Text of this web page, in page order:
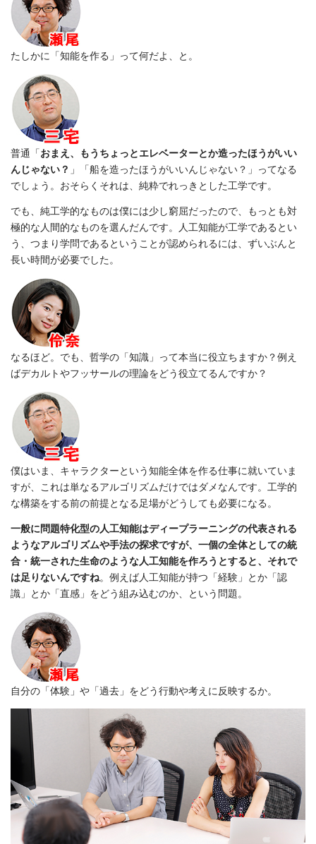
たしかに「知能を作る」って何だよ、と。
普通「おまえ、もうちょっとエレベーターとか造ったほうがいい
んじゃない？ 」「船を造ったほうがいいんじゃない？」ってなる
でしょう。おそらくそれは、純粋でれっきとした工学です。
でも、純工学的なものは僕には少し窮屈だったので、もっとも対
極的な人間的なものを選んだんです。人工知能が工学であるとい
う、つまり学問であるということが認められるには、ずいぶんと
長い時間が必要でした。
なるほど。でも、哲学の「知識」って本当に役立ちますか？例え
ばデカルトやフッサールの理論をどう役立てるんですか？
僕はいま、キャラクターという知能全体を作る仕事に就いていま
すが、これは単なるアルゴリズムだけではダメなんです。工学的
な構築をする前の前提となる足場がどうしても必要になる。
一般に問題特化型の人工知能はディープラーニングの代表される
ようなアルゴリズムや手法の探求ですが、一個の全体としての統
合・統一された生命のような人工知能を作ろうとすると、それで
は足りないんですね。例えば人工知能が持つ「経験」とか「認
識」とか「直感」をどう組み込むのか、という問題。
自分の「体験」や「過去」をどう行動や考えに反映するか。